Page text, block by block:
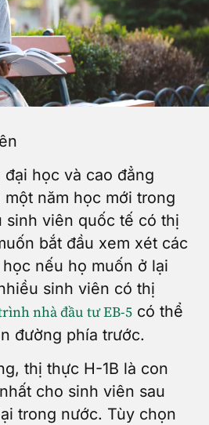
học và cao đẳng
năm học mới trong
sinh viên quốc tế có thị
bắt đầu xem xét các
nếu họ muốn ở lại
sinh viên có thị
nhà đầu tư EB-5 có thể
đường phía trước.
thị thực H-1B là con
cho sinh viên sau
trong nước. Tùy chọn